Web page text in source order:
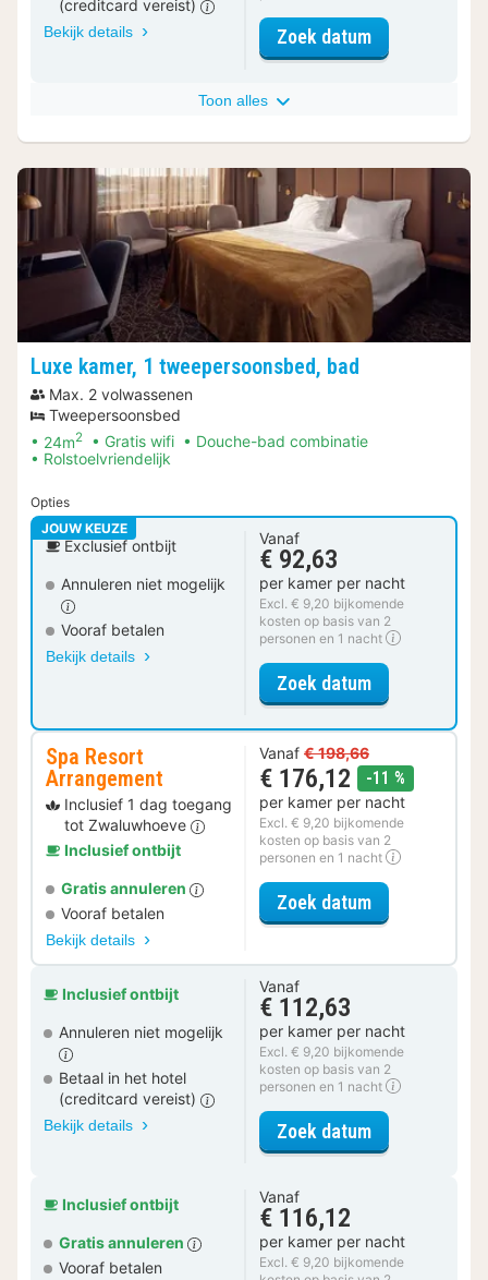
(creditcard vereist)
Bekijk details Zoek datumvoor Comfort
Toon alles
Luxe kamer, 1 tweepersoonsbed, bad
Max. 2 volwassenen
Tweepersoonsbed
24m2 Gratis wifi
Douche-bad combinatie
Rolstoelvriendelijk
Opties
JOUW KEUZE
Exclusief ontbijt
Annuleren niet mogelijk
Vooraf betalen
Bekijk details
Vanaf
€ 92,63
per kamer per nacht
Excl. € 9,20 bijkomende
kosten op basis van 2
personen en 1 nacht
Zoek datumvoor Luxe
Spa Resort
Arrangement
Inclusief 1 dag toegang
tot Zwaluwhoeve
Inclusief ontbijt
Gratis annuleren
Vooraf betalen
Bekijk details
Vanaf € 198,66
€ 176,12 -11 %
per kamer per nacht
Excl. € 9,20 bijkomende
kosten op basis van 2
personen en 1 nacht
Zoek datumvoor Spa
Inclusief ontbijt
Annuleren niet mogelijk
Betaal in het hotel
(creditcard vereist)
Bekijk details
Vanaf
€ 112,63
per kamer per nacht
Excl. € 9,20 bijkomende
kosten op basis van 2
personen en 1 nacht
Zoek datumvoor Luxe
Inclusief ontbijt
Gratis annuleren
Vooraf betalen
Vanaf
€ 116,12
per kamer per nacht
Excl. € 9,20 bijkomende